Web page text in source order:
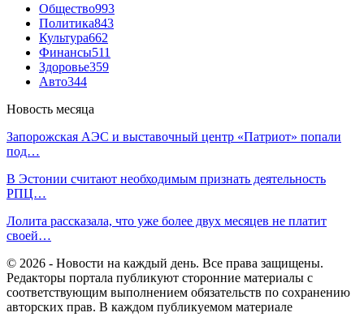
Общество993
Политика843
Культура662
Финансы511
Здоровье359
Авто344
Новость месяца
Запорожская АЭС и выставочный центр «Патриот» попали
под…
В Эстонии считают необходимым признать деятельность
РПЦ…
Лолита рассказала, что уже более двух месяцев не платит
своей…
© 2026 - Новости на каждый день. Все права защищены.
Редакторы портала публикуют сторонние материалы с
соответствующим выполнением обязательств по сохранению
авторских прав. В каждом публикуемом материале